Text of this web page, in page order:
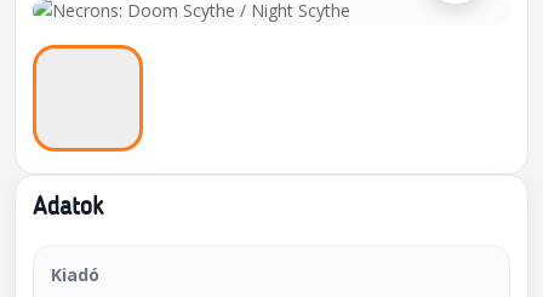
Adatok
Kiadó